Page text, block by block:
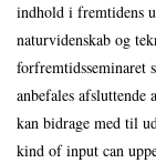
indhold i fremtidens
naturvidenskab og
forfremtidsseminaret
anbefales afsluttende
kan bidrage med til
kind of input can